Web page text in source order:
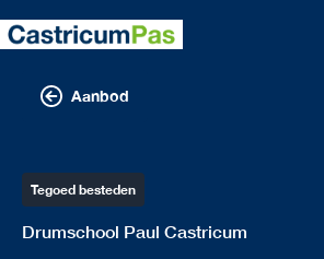
Aanbod
Tegoed besteden
Drumschool Paul Castricum